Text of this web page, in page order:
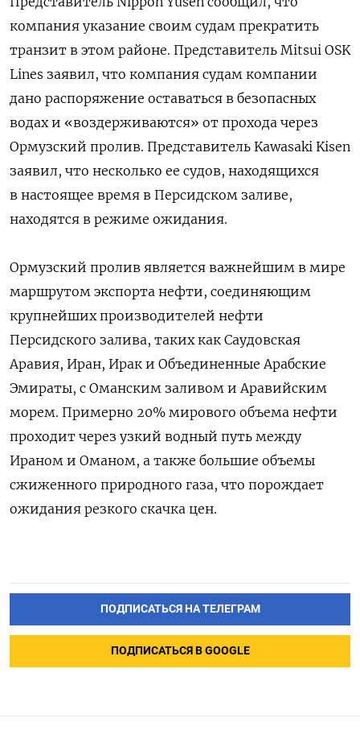
компания указание своим судам прекратить
транзит в этом районе. Представитель Mitsui OSK
Lines заявил, что компания судам компании
дано распоряжение оставаться в безопасных
водах и «воздерживаются» от прохода через
Ормузский пролив. Представитель Kawasaki Kisen
заявил, что несколько ее судов, находящихся
в настоящее время в Персидском заливе,
находятся в режиме ожидания.
Ормузский пролив является важнейшим в мире
маршрутом экспорта нефти, соединяющим
крупнейших производителей нефти
Персидского залива, таких как Саудовская
Аравия, Иран, Ирак и Объединенные Арабские
Эмираты, с Оманским заливом и Аравийским
морем. Примерно 20% мирового объема нефти
проходит через узкий водный путь между
Ираном и Оманом, а также большие объемы
сжиженного природного газа, что порождает
ожидания резкого скачка цен.
ПОДПИСАТЬСЯ НА ТЕЛЕГРАМ
ПОДПИСАТЬСЯ В GOOGLE